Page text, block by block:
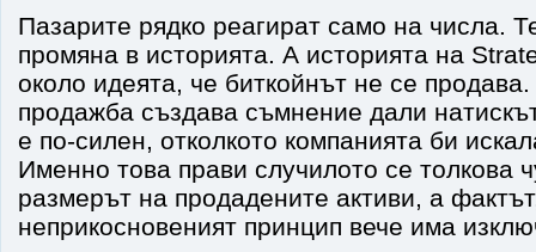
Пазарите рядко реагират само на числа.
промяна в историята. А историята на
около идеята, че биткойнът не се
продажба създава съмнение дали
е по-силен, отколкото компанията би
Именно това прави случилото се толкова
размерът на продадените активи, а
неприкосновеният принцип вече има